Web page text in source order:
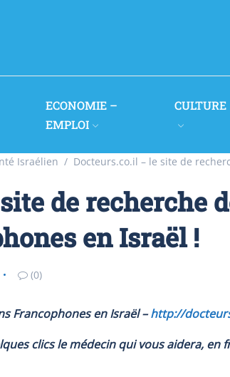
ECONOMIE –
EMPLOI
CULTURE
Israélien Docteurs.co.il – le site de
de recherche
en Israël !
(0)
Francophones en Israël –http://
clics le médecin qui vous aidera, en